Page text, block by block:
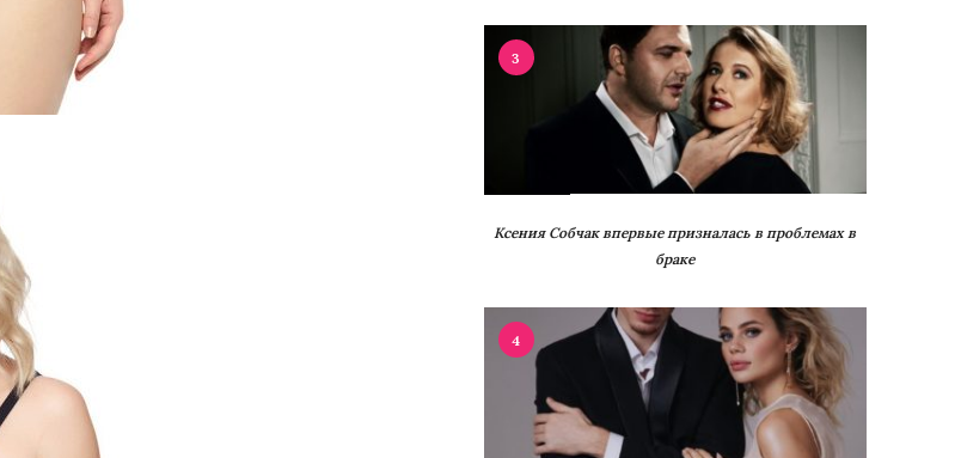
3
Ксения Собчак впервые призналась в проблемах в
браке
4